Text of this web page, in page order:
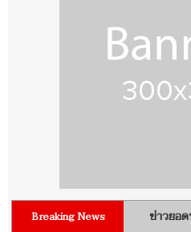
Breaking News ข่าวยอ